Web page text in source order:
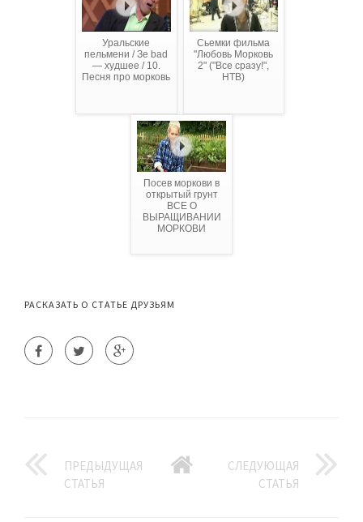
Уральские
пельмени / Зе bad
— худшее / 10.
Песня про морковь
Сьемки фильма
"Любовь Морковь
2" ("Все сразу!",
НТВ)
Посев моркови в
открытый грунт
ВСЕ О
ВЫРАЩИВАНИИ
МОРКОВИ
РАСКАЗАТЬ О СТАТЬЕ ДРУЗЬЯМ
ПРЕДЫДУЩАЯ
СТАТЬЯ
СЛЕДУЮЩАЯ
СТАТЬЯ